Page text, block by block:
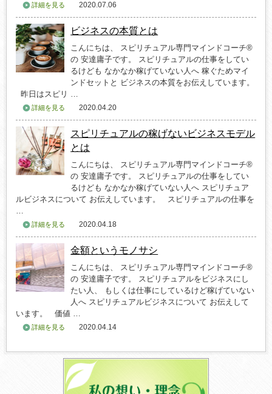
詳細を見る 2020.07.06
ビジネスの本質とは
こんにちは、 スピリチュアル専門マインドコーチ®
の 安達庸子です。 スピリチュアルの仕事をしてい
るけども なかなか稼げていない人へ 稼ぐためマイ
ンドセットと ビジネスの本質をお伝えしています。
昨日はスピリ …
詳細を見る 2020.04.20
スピリチュアルの稼げないビジネスモデル
とは
こんにちは、 スピリチュアル専門マインドコーチ®
の 安達庸子です。 スピリチュアルの仕事をしてい
るけども なかなか稼げていない人へ スピリチュア
ルビジネスについて お伝えしています。 スピリチュアルの仕事を
…
詳細を見る 2020.04.18
金額というモノサシ
こんにちは、 スピリチュアル専門マインドコーチ®
の 安達庸子です。 スピリチュアルをビジネスにし
たい人、 もしくは仕事にしているけど稼げていない
人へ スピリチュアルビジネスについて お伝えして
います。 価値 …
詳細を見る 2020.04.14